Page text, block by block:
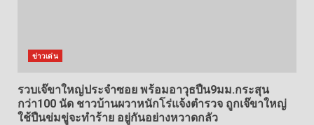
ข่าวเด่น
รวบเจ๊ขาใหญ่ประจำซอย พร้อมอาวุธปืน9มม.กระสุน
กว่า100 นัด ชาวบ้านผวาหนักโร่แจ้งตำรวจ ถูกเจ๊ขาใหญ่
ใช้ปืนข่มขู่จะทำร้าย อยู่กันอย่างหวาดกลัว